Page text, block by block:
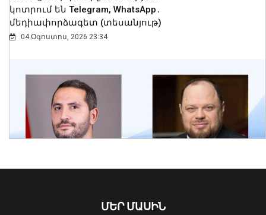
Համաշխարհային օվկիանոսի
մակերևութային ջերմաստիճանը
հուլիսին ռեկորդային է եղել․ Լևոն
կոտրում են Telegram, WhatsApp․
մեդիափորձագետ (տեսանյութ)
04 Օգոստոս, 2026 23:34
ՄԵՐ ՄԱՍԻՆ